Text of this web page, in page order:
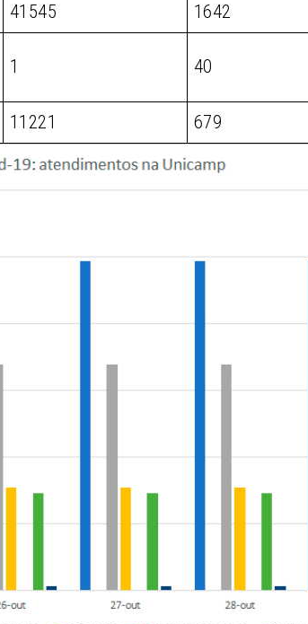
41545 1642
1 40
11221 679